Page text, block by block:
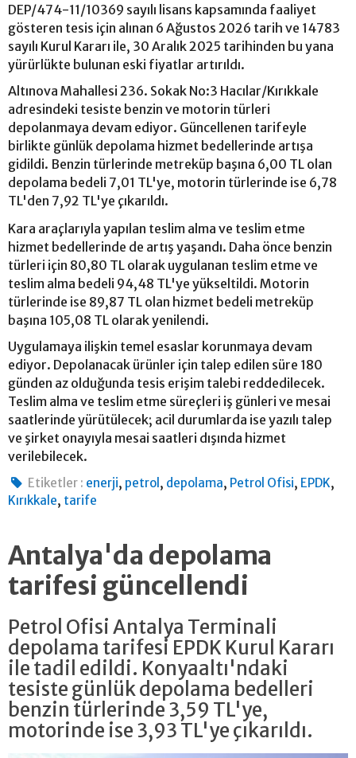
DEP/474-11/10369 sayılı lisans kapsamında faaliyet
gösteren tesis için alınan 6 Ağustos 2026 tarih ve 14783
sayılı Kurul Kararı ile, 30 Aralık 2025 tarihinden bu yana
yürürlükte bulunan eski fiyatlar artırıldı.
Altınova Mahallesi 236. Sokak No:3 Hacılar/Kırıkkale
adresindeki tesiste benzin ve motorin türleri
depolanmaya devam ediyor. Güncellenen tarifeyle
birlikte günlük depolama hizmet bedellerinde artışa
gidildi. Benzin türlerinde metreküp başına 6,00 TL olan
depolama bedeli 7,01 TL'ye, motorin türlerinde ise 6,78
TL'den 7,92 TL'ye çıkarıldı.
Kara araçlarıyla yapılan teslim alma ve teslim etme
hizmet bedellerinde de artış yaşandı. Daha önce benzin
türleri için 80,80 TL olarak uygulanan teslim etme ve
teslim alma bedeli 94,48 TL'ye yükseltildi. Motorin
türlerinde ise 89,87 TL olan hizmet bedeli metreküp
başına 105,08 TL olarak yenilendi.
Uygulamaya ilişkin temel esaslar korunmaya devam
ediyor. Depolanacak ürünler için talep edilen süre 180
günden az olduğunda tesis erişim talebi reddedilecek.
Teslim alma ve teslim etme süreçleri iş günleri ve mesai
saatlerinde yürütülecek; acil durumlarda ise yazılı talep
ve şirket onayıyla mesai saatleri dışında hizmet
verilebilecek.
Etiketler : enerji, petrol , depolama, Petrol Ofisi, EPDK,
Kırıkkale, tarife
Antalya'da depolama
tarifesi güncellendi
Petrol Ofisi Antalya Terminali
depolama tarifesi EPDK Kurul Kararı
ile tadil edildi. Konyaaltı'ndaki
tesiste günlük depolama bedelleri
benzin türlerinde 3,59 TL'ye,
motorinde ise 3,93 TL'ye çıkarıldı.